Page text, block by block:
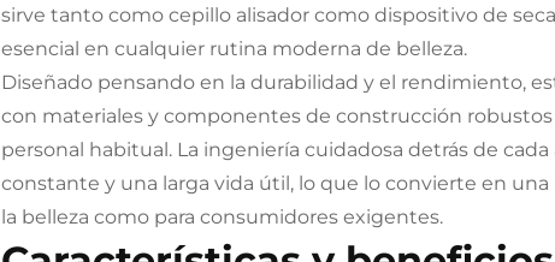
sirve tanto como cepillo alisador como dispositivo de
esencial en cualquier rutina moderna de belleza.
Diseñado pensando en la durabilidad y el rendimiento,
con materiales y componentes de construcción
personal habitual. La ingeniería cuidadosa detrás de
constante y una larga vida útil, lo que lo convierte en
la belleza como para consumidores exigentes.